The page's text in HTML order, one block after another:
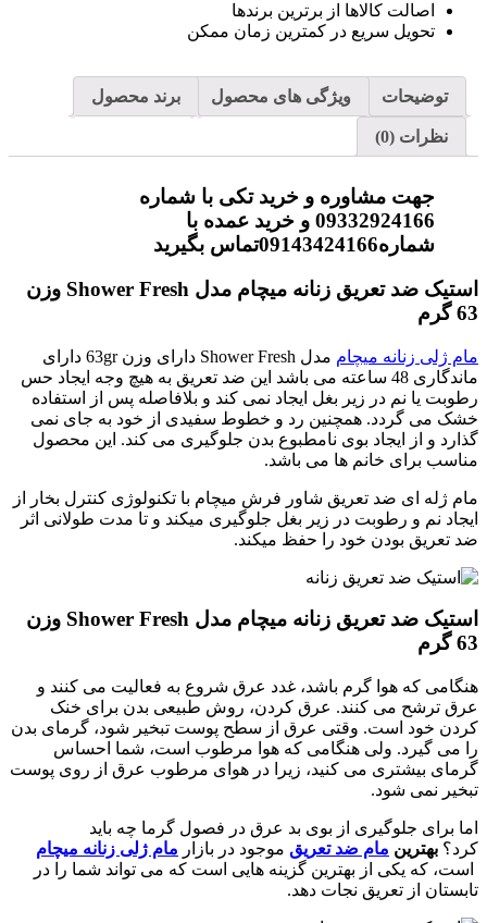
اصالت کالاها از برترین برندها
تحویل سریع در کمترین زمان ممکن
توضیحات ویژگی های محصول برند محصول
نظرات (0)
جهت مشاوره و خرید تکی با شماره
09332924166 و خرید عمده با
شماره09143424166تماس بگیرید
استیک ضد تعریق زنانه میچام مدل Shower Fresh وزن
63 گرم
مام ژلی زنانه میچام
مدل Shower Fresh دارای وزن 63gr دارای
ماندگاری 48 ساعته می باشد این ضد تعریق به هیچ وجه ایجاد حس
رطوبت یا نم در زیر بغل ایجاد نمی کند و بلافاصله پس از استفاده
خشک می گردد. همچنین رد و خطوط سفیدی از خود به جای نمی
گذارد و از ایجاد بوی نامطبوع بدن جلوگیری می کند. این محصول
مناسب برای خانم ها می باشد.
مام ژله ای ضد تعریق شاور فرش میچام با تکنولوژی کنترل بخار از
ایجاد نم و رطوبت در زیر بغل جلوگیری میکند و تا مدت طولانی اثر
ضد تعریق بودن خود را حفظ میکند.
استیک ضد تعریق زنانه میچام مدل Shower Fresh وزن
63 گرم
هنگامی که هوا گرم باشد، غدد عرق شروع به فعالیت می کنند و
عرق ترشح می کنند. عرق کردن، روش طبیعی بدن برای خنک
کردن خود است. وقتی عرق از سطح پوست تبخیر شود، گرمای بدن
را می گیرد. ولی هنگامی که هوا مرطوب است، شما احساس
گرمای بیشتری می کنید، زیرا در هوای مرطوب عرق از روی پوست
تبخیر نمی شود.
اما برای جلوگیری از بوی بد عرق در فصول گرما چه باید
کرد؟ بهترین مام ضد تعریق موجود در بازار مام ژلی زنانه میچام
است، که یکی از بهترین گزینه هایی است که می تواند شما را در
تابستان از تعریق نجات دهد.